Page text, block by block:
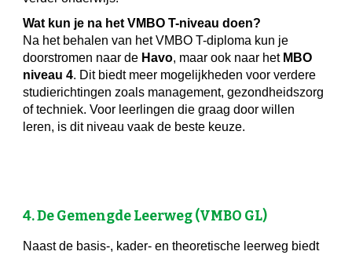
Wat kun je na het VMBO T-niveau doen?
Na het behalen van het VMBO T-diploma kun je
doorstromen naar de Havo, maar ook naar het MBO
niveau 4. Dit biedt meer mogelijkheden voor verdere
studierichtingen zoals management, gezondheidszorg
of techniek. Voor leerlingen die graag door willen
leren, is dit niveau vaak de beste keuze.
4. De Gemengde Leerweg (VMBO GL)
Naast de basis-, kader- en theoretische leerweg biedt